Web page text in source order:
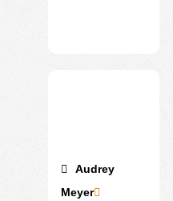
Audrey
Meyer